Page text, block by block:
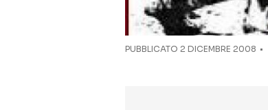
PUBBLICATO 2 DICEMBRE 2008